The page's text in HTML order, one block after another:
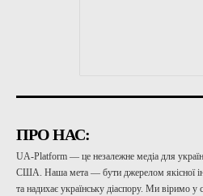
ПРО НАС:
UA-Platform — це незалежне медіа для
США. Наша мета — бути джерелом якісної
та надихає українську діаспору. Ми віримо у